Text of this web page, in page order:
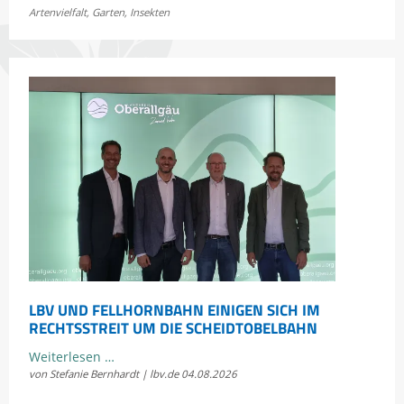
Artenvielfalt, Garten, Insekten
LBV UND FELLHORNBAHN EINIGEN SICH IM
RECHTSSTREIT UM DIE SCHEIDTOBELBAHN
Weiterlesen …
und
von Stefanie Bernhardt | lbv.de 04.08.2026